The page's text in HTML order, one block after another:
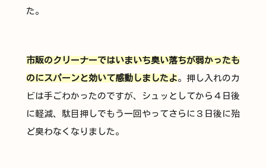
た。
市販のクリーナーではいまいち臭い落ちが弱かったも
のにスパーンと効いて感動しましたよ。押し入れのカ
ビは手ごわかったのですが、シュッとしてから４日後
に軽減、駄目押しでもう一回やってさらに３日後に殆
ど臭わなくなりました。